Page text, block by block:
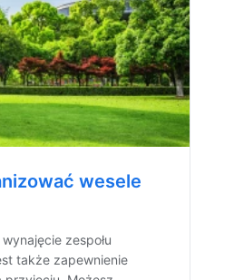
wesele
zespołu
także zapewnienie